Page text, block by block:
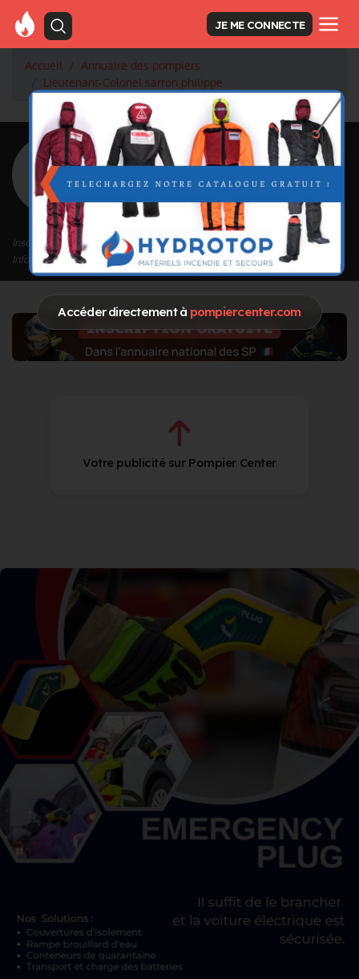
Accéder directement à pompiercenter.com
JE ME CONNECTE
Accueil
Annuaire des pompiers
Lieutenant-Colonel sarron philippe
<Retour à la liste des pompiers
sarron philippe
Grade : Lieutenant-Colonel
Inscrit depuis le 01/02/2021 à 09:34
Informations mises à jour le 01/02/2021 à 09:34
Votre publicité sur Pompier Center